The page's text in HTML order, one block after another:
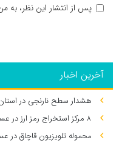
پس از انتشار این نظر، به
آخرین اخبار
هشدار سطح نارنجی در
۸ مرکز استخراج رمز ارز در عسلویه متلاشی شد
محموله تلویزیون قاچاق در